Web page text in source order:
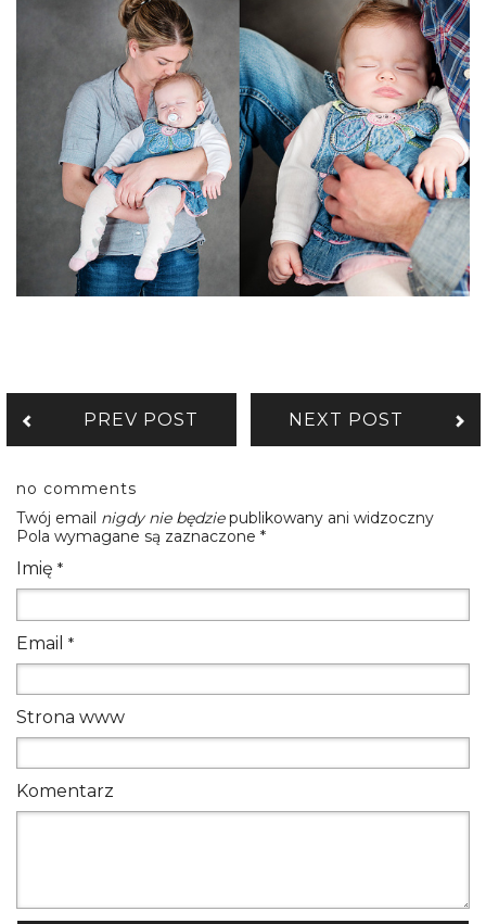
PREV POST NEXT POST
no comments
Twój email nigdy nie będziepublikowany ani widzoczny
Pola wymagane są zaznaczone *
Imię *
Email *
Strona www
Komentarz